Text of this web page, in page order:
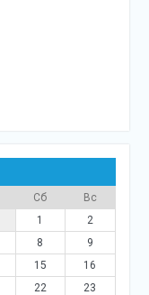
Сб
Вс
1
2
8
9
15
16
22
23